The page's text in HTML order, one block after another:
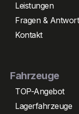
Leistungen
Fragen &
Kontakt
Fahrzeuge
TOP-Angebot
Lagerfahrzeuge